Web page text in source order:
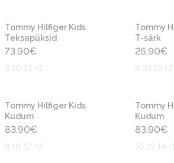
Tommy Hilfiger Kids
Teksapüksid
73.90€
8 10 12 +2
Tommy
T-särk
26.90€
8 10 12 +2
Tommy Hilfiger Kids
Kudum
83.90€
8 10 12 +2
Tommy
Kudum
83.90€
10 12 14 +1